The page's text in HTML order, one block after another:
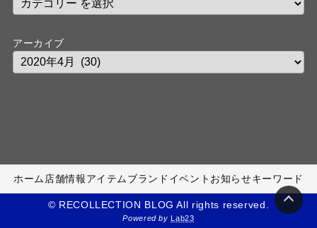
アーカイブ
ホーム 店舗情報アイテムブランド イベント お知らせキーワード
© RECOLLECTION BLOG All rights reserved.
Powered byLab23